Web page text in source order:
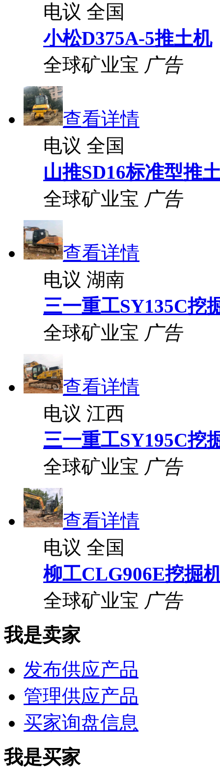
电议 全国
小松D375A-5推土机
全球矿业宝 广告
查看详情
电议 全国
山推SD16标准型推
全球矿业宝 广告
查看详情
电议 湖南
三一重工SY135C挖
全球矿业宝 广告
查看详情
电议 江西
三一重工SY195C挖
全球矿业宝 广告
查看详情
电议 全国
柳工CLG906E挖掘
全球矿业宝 广告
我是卖家
发布供应产品
管理供应产品
买家询盘信息
我是买家